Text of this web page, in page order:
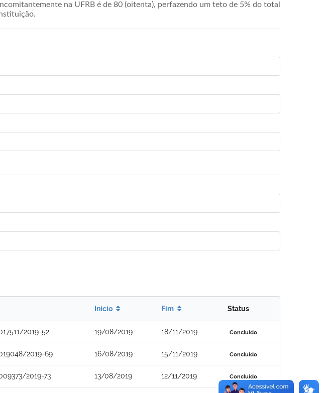
na UFRB é de 80 (oitenta), perfazendo um teto de 5% do total
Início Fim Status
2019-52 19/08/2019 18/11/2019 Concluído
2019-69 16/08/2019 15/11/2019 Concluído
2019-73 13/08/2019 12/11/2019 Concluído